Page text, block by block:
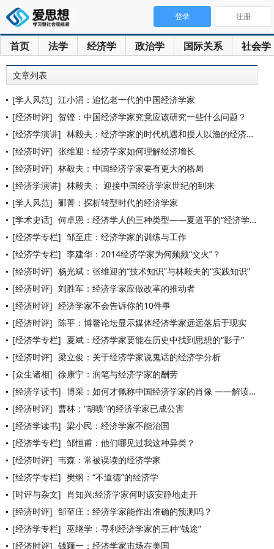
首页 法学 经济学 政治学 国际关系 社会学
登录 注册
文章列表
[学人风范] 江小涓：追忆老一代的中国经济学家
[经济时评] 贺铿：中国经济学家究竟应该研究一些什么问题？
[经济学演讲] 林毅夫：经济学家的时代机遇和授人以渔的经济学教与学之道
[经济时评] 张维迎：经济学家如何理解经济增长
[经济时评] 林毅夫：中国经济学家要有更大的格局
[经济学演讲] 林毅夫： 迎接中国经济学家世纪的到来
[学人风范] 郦菁：探析转型时代的经济学家
[学术史话] 何卓恩：经济学人的三种类型——夏道平的“经济学家”论
[经济学专栏] 邹至庄：经济学家的训练与工作
[经济学专栏] 李建华：2014经济学家为何频频“交火”？
[经济时评] 杨光斌：张维迎的“技术知识”与林毅夫的“实践知识”
[经济时评] 刘胜军：经济学家应做改革的推动者
[经济时评] 经济学家不会告诉你的10件事
[经济时评] 陈平：博鳌论坛显示媒体经济学家远远落后于现实
[经济学专栏] 夏斌：经济学家要能在历史中找到思想的“影子”
[经济时评] 梁立俊：关于经济学家说鬼话的经济学分析
[众生诸相] 徐康宁：润笔与经济学家的酬劳
[经济学读书] 博采：如何才佩称中国经济学家的肖像 ——解读《吴敬琏传》之七
[经济时评] 曹林：“胡喷”的经济学家已成公害
[经济学读书] 梁小民：经济学家不能治国
[经济学专栏] 邹恒甫：他们哪见过我这种异类？
[经济时评] 韦森：常被误读的经济学家
[经济学专栏] 樊纲：“不道德”的经济学
[时评与杂文] 肖知兴:经济学家何时该安静地走开
[经济时评] 邹至庄：经济学家能作出准确的预测吗？
[经济学专栏] 巫继学：寻利经济学家的三种“钱途”
[经济时评] 钱颖一：经济学家市场在美国